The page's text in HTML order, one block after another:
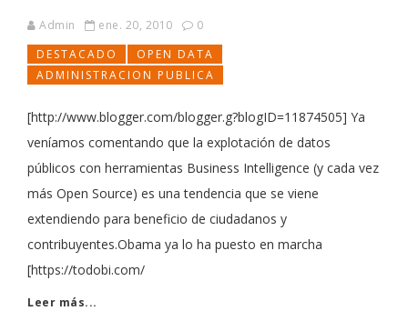
Admin ene. 20, 2010
0
DESTACADO
OPEN DATA
ADMINISTRACION PUBLICA
[http://www.blogger.com/blogger.g?blogID=11874505] Ya
veníamos comentando que la explotación de datos
públicos con herramientas Business Intelligence (y cada vez
más Open Source) es una tendencia que se viene
extendiendo para beneficio de ciudadanos y
contribuyentes.Obama ya lo ha puesto en marcha
[https://todobi.com/
Leer más...